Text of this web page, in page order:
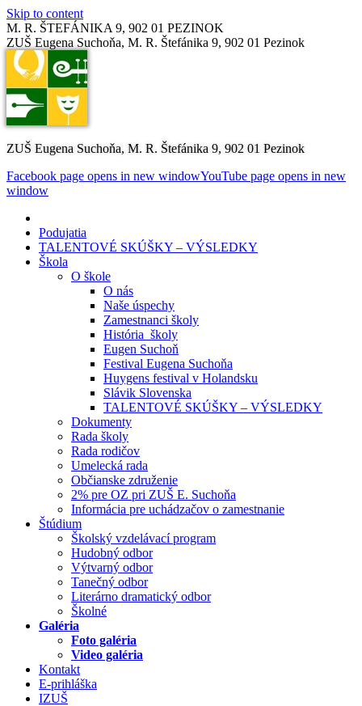
Skip to content
M. R. ŠTEFÁNIKA 9, 902 01 PEZINOK
ZUŠ Eugena Suchoňa, M. R. Štefánika 9, 902 01 Pezinok
ZUŠ Eugena Suchoňa, M. R. Štefánika 9, 902 01 Pezinok
Facebook page opens in new windowYouTube page opens in new
window
Podujatia
TALENTOVÉ SKÚŠKY – VÝSLEDKY
Škola
O škole
O nás
Naše úspechy
Zamestnanci školy
História školy
Eugen Suchoň
Festival Eugena Suchoňa
Huygens festival v Holandsku
Slávik Slovenska
TALENTOVÉ SKÚŠKY – VÝSLEDKY
Dokumenty
Rada školy
Rada rodičov
Umelecká rada
Občianske združenie
2% pre OZ pri ZUŠ E. Suchoňa
Informácia pre uchádzačov o zamestnanie
Štúdium
Školský vzdelávací program
Hudobný odbor
Výtvarný odbor
Tanečný odbor
Literárno dramatický odbor
Školné
Galéria
Foto galéria
Video galéria
Kontakt
E-prihláška
IZUŠ